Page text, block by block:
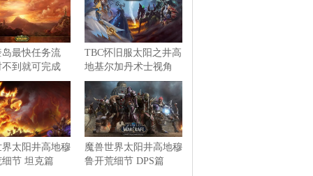
最快任务流
到就可完成
TBC怀旧服太阳之井高
地基尔加丹术士视角
太阳井高地穆
节 坦克篇
魔兽世界太阳井高地穆
鲁开荒细节 DPS篇